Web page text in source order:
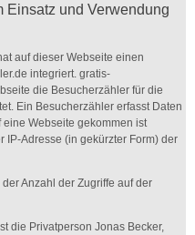
Einsatz und Verwendung
auf dieser Webseite einen
integriert. gratis-
die Besucherzähler für die
Ein Besucherzähler erfasst Daten
Webseite gekommen ist
IP-Adresse (in gekürzter Form) der
Anzahl der Zugriffe auf der
die Privatperson Jonas Becker,